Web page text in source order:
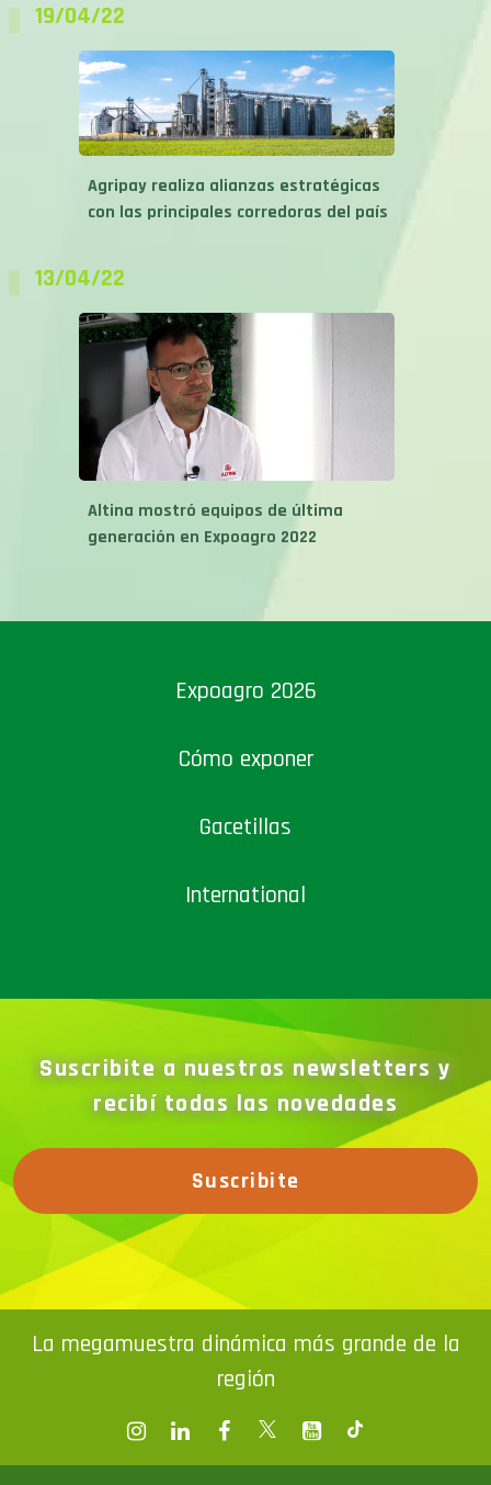
19/04/22
Agripay realiza alianzas estratégicas
con las principales corredoras del país
13/04/22
Altina mostró equipos de última
generación en Expoagro 2022
Expoagro 2026
Cómo exponer
Gacetillas
International
Suscribite a nuestros newsletters y
recibí todas las novedades
Suscribite
La megamuestra dinámica más grande de la
región